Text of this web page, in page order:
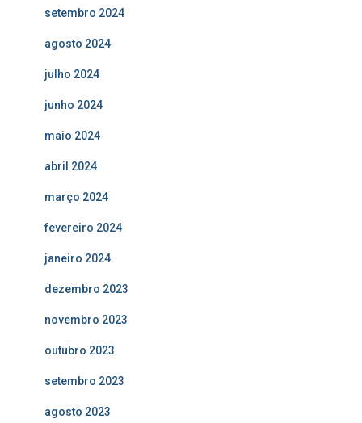
setembro 2024
agosto 2024
julho 2024
junho 2024
maio 2024
abril 2024
março 2024
fevereiro 2024
janeiro 2024
dezembro 2023
novembro 2023
outubro 2023
setembro 2023
agosto 2023